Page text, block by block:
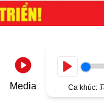
Media Ca khúc: